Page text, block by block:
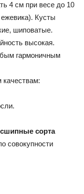
4 см при весе до 10
Кусты
шиповатые.
высокая.
гармоничным
сорта
совокупности